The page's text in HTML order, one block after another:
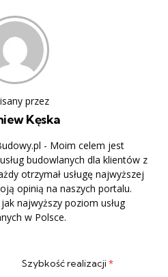
przez
Kęska
- Moim celem jest
budowlanych dla klientów z
otrzymał usługę najwyższej
opinią na naszych portalu.
najwyższy poziom usług
w Polsce.
Szybkość realizacji*